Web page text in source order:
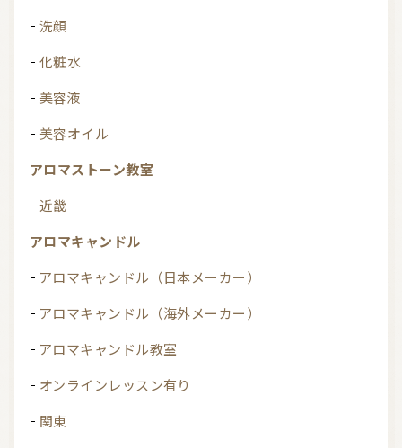
洗顔
化粧水
美容液
美容オイル
アロマストーン教室
近畿
アロマキャンドル
アロマキャンドル（日本メーカー）
アロマキャンドル（海外メーカー）
アロマキャンドル教室
オンラインレッスン有り
関東